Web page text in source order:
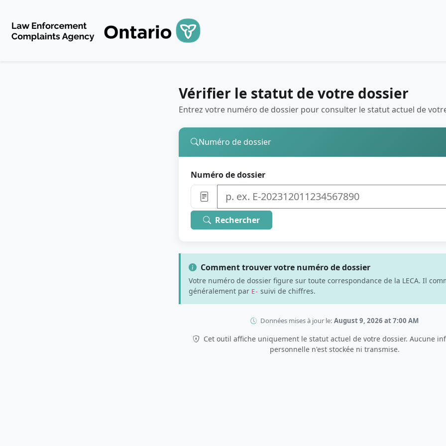
Vérifier le statut de votre dossier
Entrez votre numéro de dossier pour consulter le statut actuel de
Numéro de dossier
Numéro de dossier
Rechercher
Comment trouver votre numéro de dossier
Votre numéro de dossier figure sur toute correspondance de la LECA. Il
généralement par E- suivi de chiffres.
Données mises à jour le: August 9, 2026 at 7:00 AM
Cet outil affiche uniquement le statut actuel de votre dossier. Aucune
personnelle n'est stockée ni transmise.